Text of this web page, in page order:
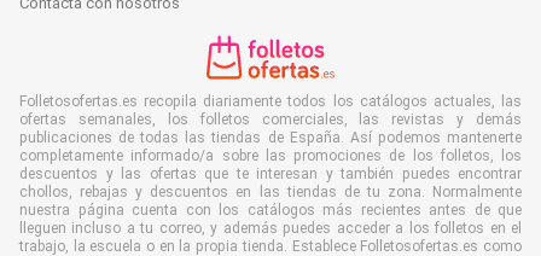
Folletosofertas.es recopila diariamente todos los catálogos actuales, las
ofertas semanales, los folletos comerciales, las revistas y demás
publicaciones de todas las tiendas de España. Así podemos mantenerte
completamente informado/a sobre las promociones de los folletos, los
descuentos y las ofertas que te interesan y también puedes encontrar
chollos, rebajas y descuentos en las tiendas de tu zona. Normalmente
nuestra página cuenta con los catálogos más recientes antes de que
lleguen incluso a tu correo, y además puedes acceder a los folletos en el
trabajo, la escuela o en la propia tienda. Establece Folletosofertas.es como